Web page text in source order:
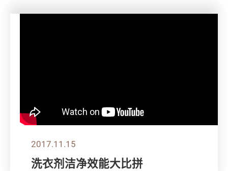
2017.11.15
洗衣剂洁净效能大比拼